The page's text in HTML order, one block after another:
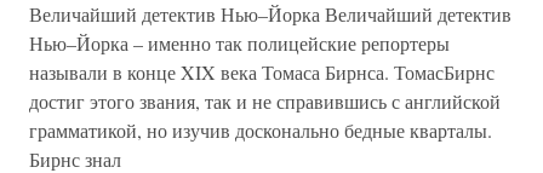
Величайший детектив Нью–Йорка Величайший детектив
Нью–Йорка – именно так полицейские репортеры
называли в конце XIX века Томаса Бирнса. ТомасБирнс
достиг этого звания, так и не справившись с английской
грамматикой, но изучив досконально бедные кварталы.
Бирнс знал